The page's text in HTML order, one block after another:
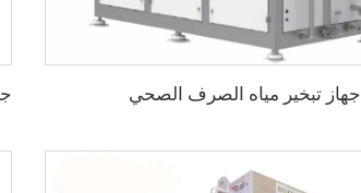
جهاز تبخير مياه الصرف الصحي